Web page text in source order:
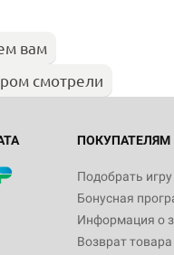
вам
смотрели
ПОКУПАТЕЛЯМ
Подобрать игру
Бонусная
Информация о
Возврат товара